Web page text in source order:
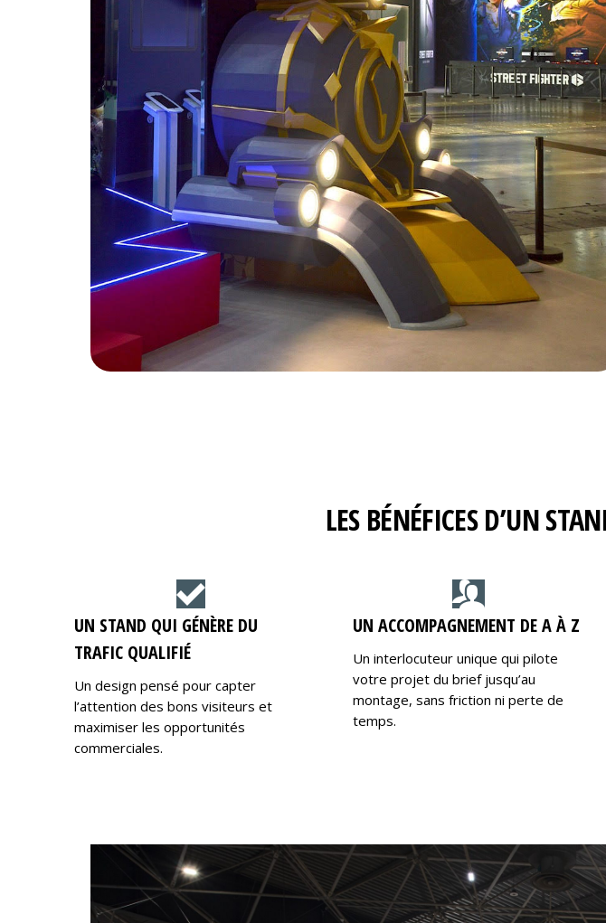
LES BÉNÉFICES D’UN
UN STAND QUI GÉNÈRE DU
TRAFIC QUALIFIÉ
Un design pensé pour capter
l’attention des bons visiteurs et
maximiser les opportunités
commerciales.
UN ACCOMPAGNEMENT DE A À Z
Un interlocuteur unique qui pilote
votre projet du brief jusqu’au
montage, sans friction ni perte de
temps.